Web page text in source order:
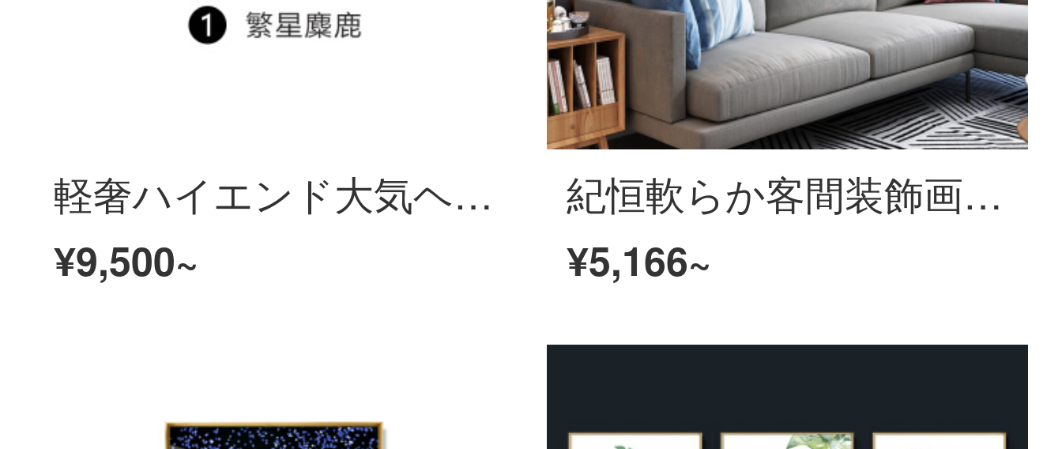
軽奢ハイエンド大気ヘビ北欧风リビングデコレーション抽象芸术感ハイエンド现代简约ソファー背景壁挂画繁星ヘビ01ハイビジョン芸术マイクロスプレー+防水キャンバス左右40 x 60中间80 x 6
¥9,500~
紀恒軟らか客間装飾画北欧風ソファの後ろの風景画レストランレストランレストランレストランレストランレストランレストランレストランレストランレストランレストランレストランレストランレストランレストランレストランのテーブルの壁に背景壁の壁画を簡単に現代清新...
¥5,166~